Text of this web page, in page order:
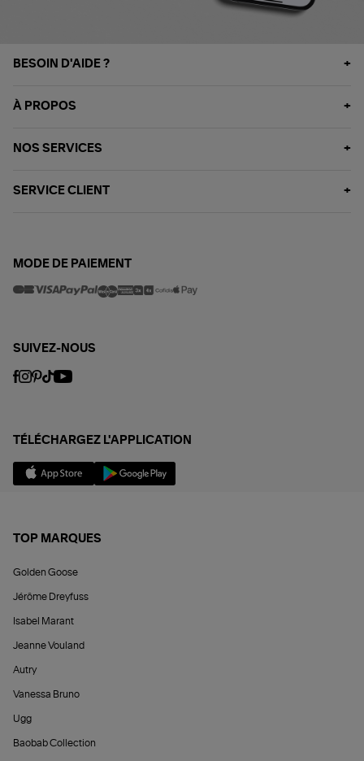
BESOIN D'AIDE ?
À PROPOS
NOS SERVICES
SERVICE CLIENT
MODE DE PAIEMENT
SUIVEZ-NOUS
TÉLÉCHARGEZ L'APPLICATION
TOP MARQUES
Golden Goose
Jérôme Dreyfuss
Isabel Marant
Jeanne Vouland
Autry
Vanessa Bruno
Ugg
Baobab Collection